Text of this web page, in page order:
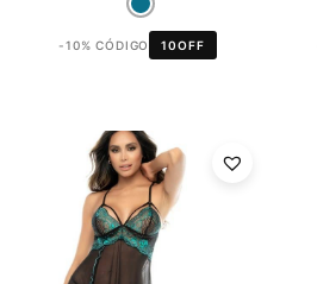
-10% CÓDIGO 10OFF